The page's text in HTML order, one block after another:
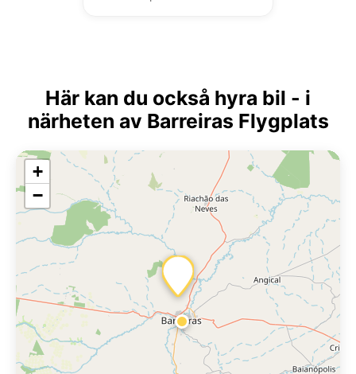
Här kan du också hyra bil - i
närheten av Barreiras Flygplats
+
−